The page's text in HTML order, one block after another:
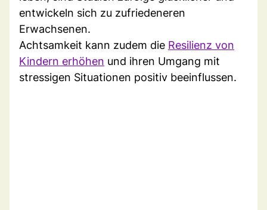
entwickeln sich zu zufriedeneren
Erwachsenen.
Achtsamkeit kann zudem die Resilienz von
Kindern erhöhen und ihren Umgang mit
stressigen Situationen positiv beeinflussen.